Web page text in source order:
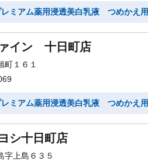
ミアム薬用浸透美白乳液 つめかえ用
イン 十日町店
町１６１
ミアム薬用浸透美白乳液 つめかえ用
シ十日町店
字上島６３５